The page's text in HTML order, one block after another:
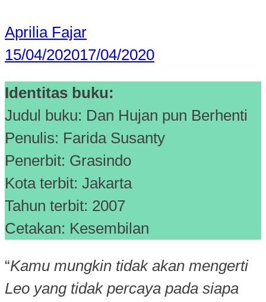
Aprilia Fajar
15/04/202017/04/2020
Identitas buku:
Judul buku: Dan Hujan pun Berhenti
Penulis: Farida Susanty
Penerbit: Grasindo
Kota terbit: Jakarta
Tahun terbit: 2007
Cetakan: Kesembilan
“Kamu mungkin tidak akan mengerti
Leo yang tidak percaya pada siapa